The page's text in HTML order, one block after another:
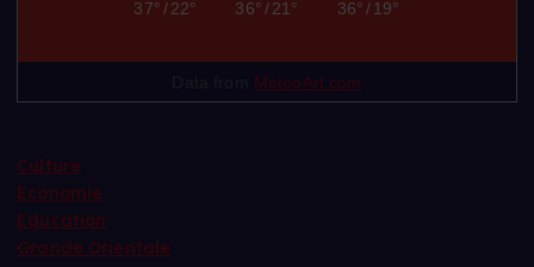
37°/22° 36°/21° 36°/19°
MeteoArt.com
Culture
Economie
Education
Grande Orientale